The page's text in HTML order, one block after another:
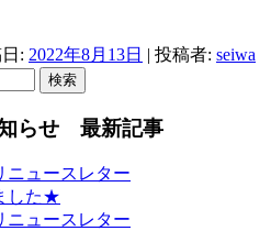
: 2022年8月13日 | 投稿者: seiwa
らせ 最新記事
ュースレター
した★
ュースレター